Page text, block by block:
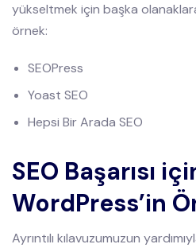
yükseltmek için başka
örnek:
SEOPress
Yoast SEO
Hepsi Bir Arada SEO
SEO Başarısı
WordPress’in
Ayrıntılı kılavuzumuzun